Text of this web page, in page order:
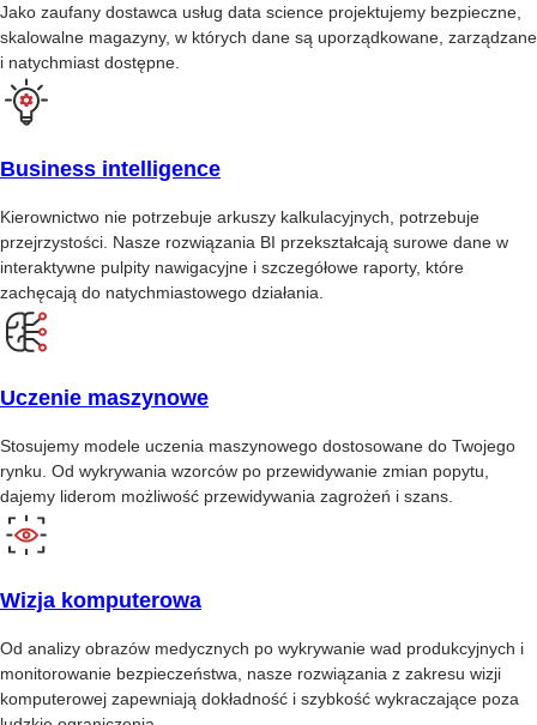
Jako zaufany dostawca usług data science projektujemy bezpieczne,
skalowalne magazyny, w których dane są uporządkowane, zarządzane
i natychmiast dostępne.
Business intelligence
Kierownictwo nie potrzebuje arkuszy kalkulacyjnych, potrzebuje
przejrzystości. Nasze rozwiązania BI przekształcają surowe dane w
interaktywne pulpity nawigacyjne i szczegółowe raporty, które
zachęcają do natychmiastowego działania.
Uczenie maszynowe
Stosujemy modele uczenia maszynowego dostosowane do Twojego
rynku. Od wykrywania wzorców po przewidywanie zmian popytu,
dajemy liderom możliwość przewidywania zagrożeń i szans.
Wizja komputerowa
Od analizy obrazów medycznych po wykrywanie wad produkcyjnych i
monitorowanie bezpieczeństwa, nasze rozwiązania z zakresu wizji
komputerowej zapewniają dokładność i szybkość wykraczające poza